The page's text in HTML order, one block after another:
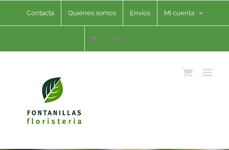
Contacta Quiénes somos Envíos Mi cuenta
CARRITO